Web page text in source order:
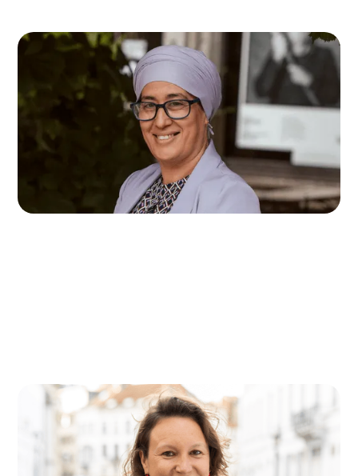
Mina Bouhajra
Accompagnatrice d'antenne de Molenbeek et
Neder-Over-Heembeek
mina.bouhajra@accolage.be
0484 16 69 14
Sarah Callens
Directrice
sarah.callens@accolage.be